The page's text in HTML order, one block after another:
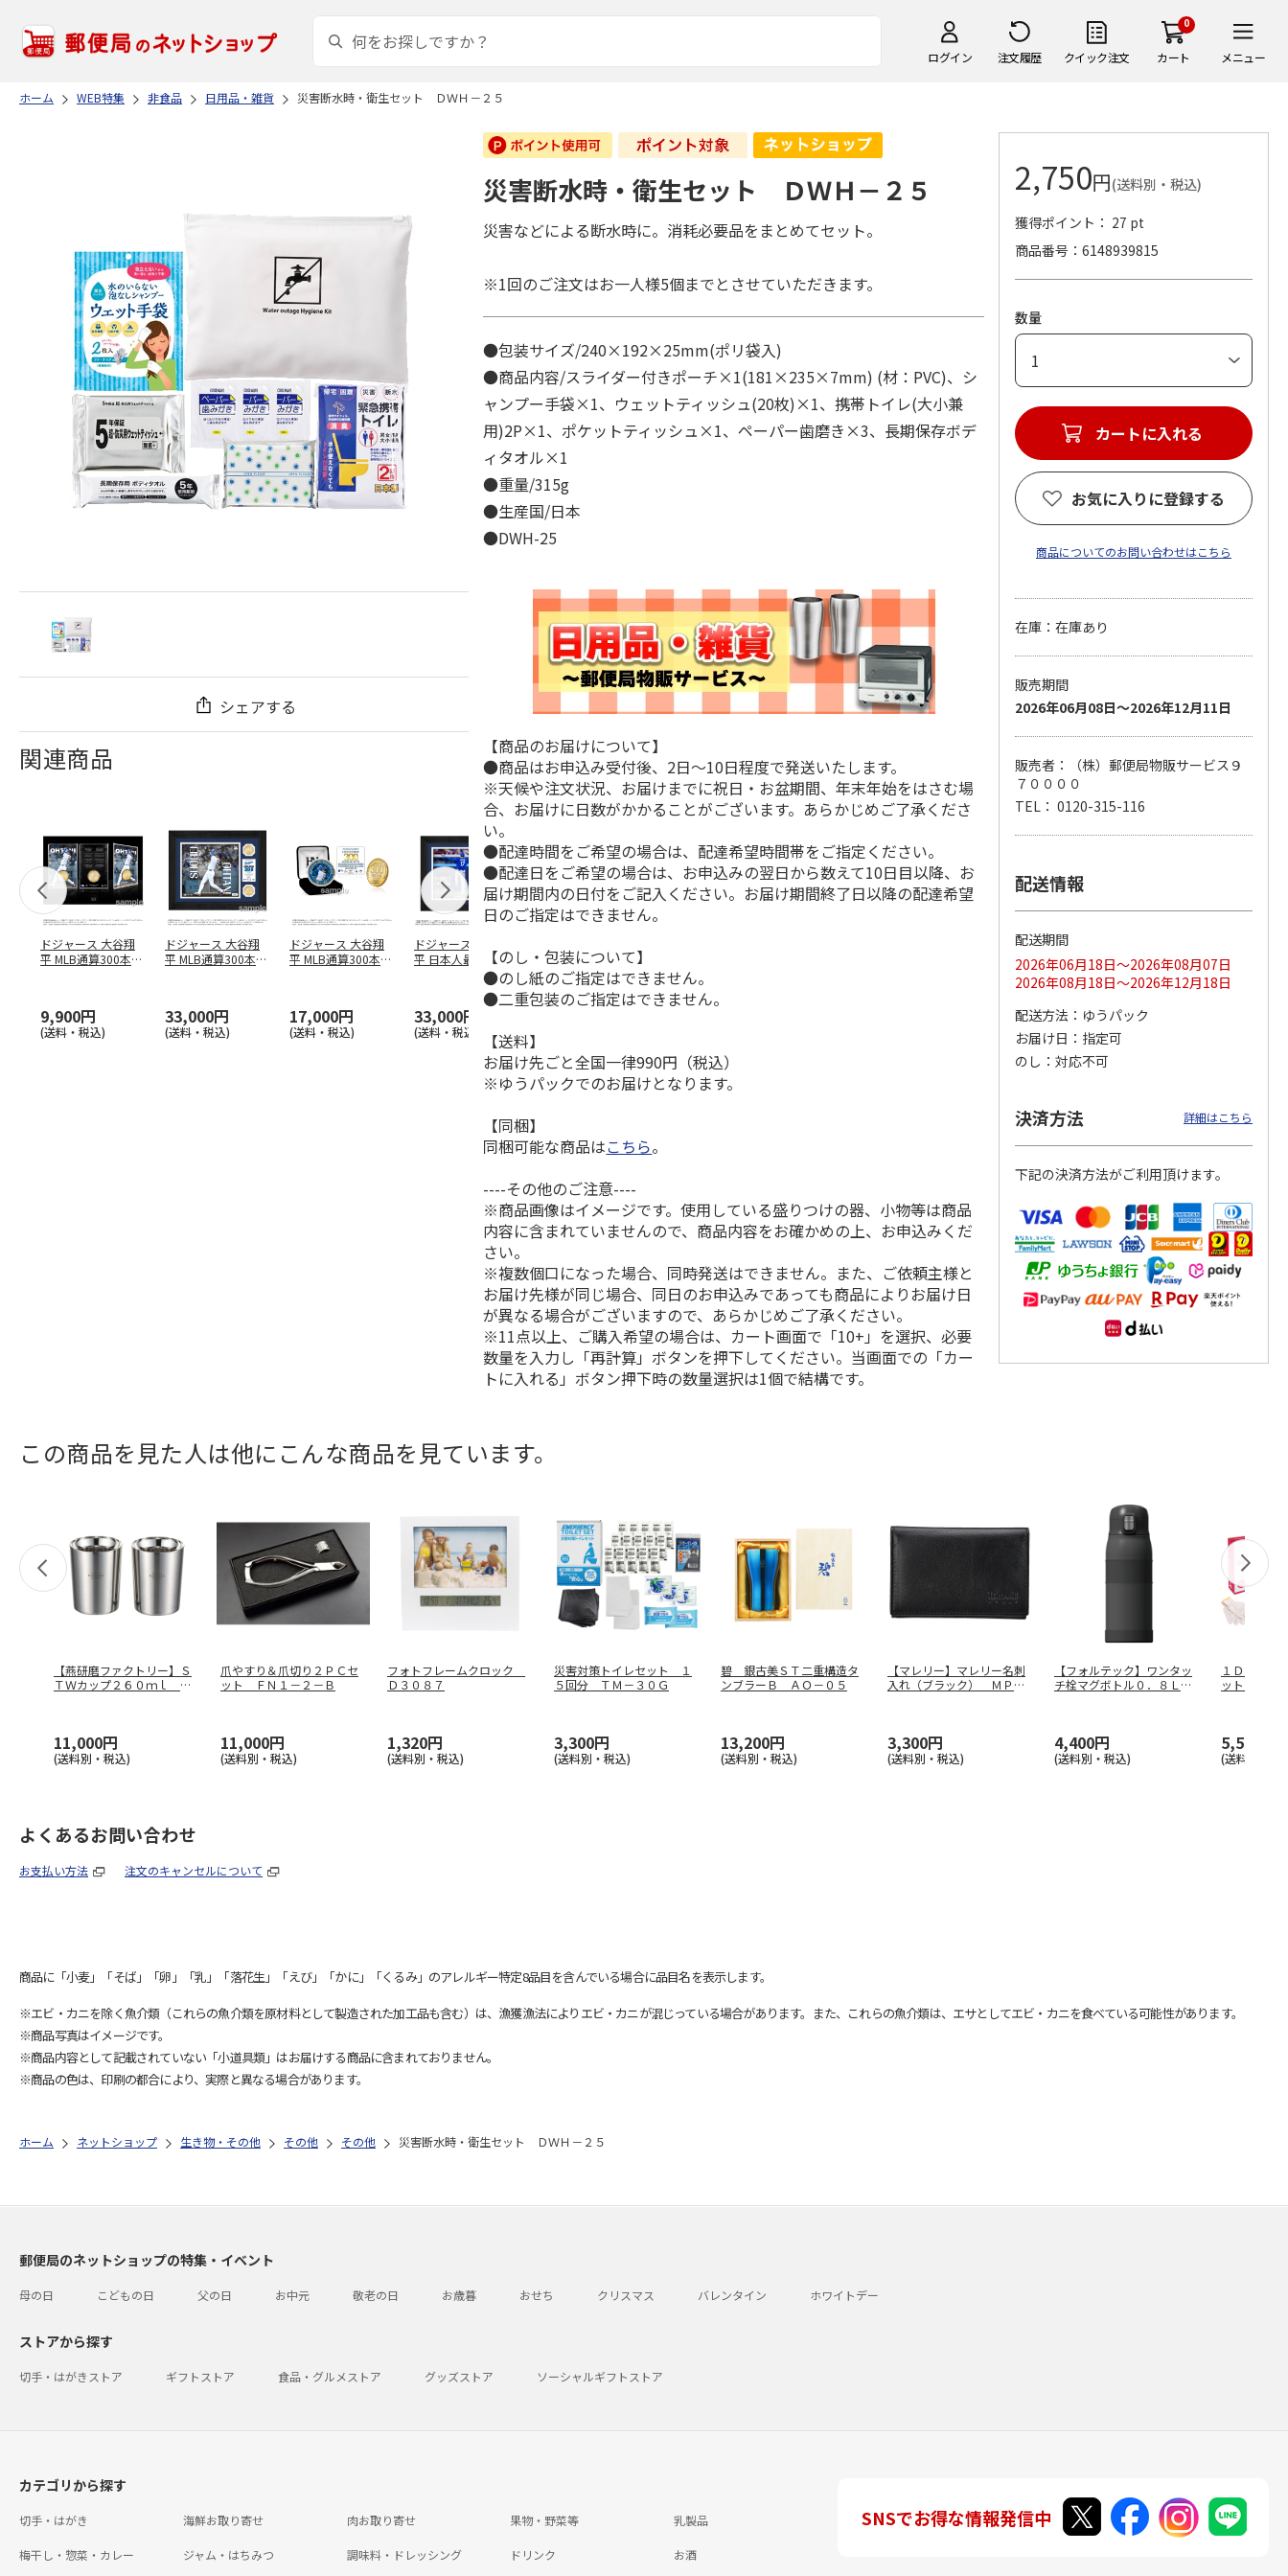
ログイン 注文履歴 クイック注文
0
カート メニュー
ホーム WEB特集 非食品 日用品・雑貨 災害断水時・衛生セット ＤＷＨ－２５
シェアする
関連商品
ドジャース 大谷翔
平 MLB通算300本塁
9,900円
(送料・税込)
ドジャース 大谷翔
平 MLB通算300本塁
33,000円
(送料・税込)
ドジャース 大谷翔
平 MLB通算300本塁
17,000円
(送料・税込)
ドジャース 大谷翔
平 日本人最多53試
合連続出塁記念 ダ
33,000円
(送料・税込)
谷翔平 2026 NL 3・
4月投手…
合連続出塁記念 コ
イ…
ドジャース 大谷翔
平 日本人最多53試
合連続出塁記念 シ
ル…
17,000円
(送料・税込)
谷翔平 2026 NL 3・
4月投手…
災害断水時・衛生セット ＤＷＨ－２５
災害などによる断水時に。消耗必要品をまとめてセット。
※1回のご注文はお一人様5個までとさせていただきます。
●包装サイズ/240×192×25mm(ポリ袋入)
●商品内容/スライダー付きポーチ×1(181×235×7mm) (材：PVC)、シ
ャンプー手袋×1、ウェットティッシュ(20枚)×1、携帯トイレ(大小兼
用)2P×1、ポケットティッシュ×1、ペーパー歯磨き×3、長期保存ボデ
ィタオル×1
●重量/315g
●生産国/日本
●DWH-25
【商品のお届けについて】
●商品はお申込み受付後、2日～10日程度で発送いたします。
※天候や注文状況、お届けまでに祝日・お盆期間、年末年始をはさむ場
合、お届けに日数がかかることがございます。あらかじめご了承くださ
い。
●配達時間をご希望の場合は、配達希望時間帯をご指定ください。
●配達日をご希望の場合は、お申込みの翌日から数えて10日目以降、お
届け期間内の日付をご記入ください。お届け期間終了日以降の配達希望
日のご指定はできません。
【のし・包装について】
●のし紙のご指定はできません。
●二重包装のご指定はできません。
【送料】
お届け先ごと全国一律990円（税込）
※ゆうパックでのお届けとなります。
【同梱】
同梱可能な商品はこちら。
----その他のご注意----
※商品画像はイメージです。使用している盛りつけの器、小物等は商品
内容に含まれていませんので、商品内容をお確かめの上、お申込みくだ
さい。
※複数個口になった場合、同時発送はできません。また、ご依頼主様と
お届け先様が同じ場合、同日のお申込みであっても商品によりお届け日
が異なる場合がございますので、あらかじめご了承ください。
※11点以上、ご購入希望の場合は、カート画面で「10+」を選択、必要
数量を入力し「再計算」ボタンを押下してください。当画面での「カー
トに入れる」ボタン押下時の数量選択は1個で結構です。
2,750円(送料別・税込)
獲得ポイント： 27 pt
商品番号
6148939815
数量
カートに入れる
お気に入りに登録する
商品についてのお問い合わせはこちら
在庫：在庫あり
販売期間
2026年06月08日～2026年12月11日
販売者：（株）郵便局物販サービス９
７００００
TEL： 0120-315-116
配送情報
配送期間
2026年06月18日～2026年08月07日
2026年08月18日～2026年12月18日
配送方法
ゆうパック
お届け日
指定可
のし
対応不可
決済方法 詳細はこちら
下記の決済方法がご利用頂けます。
この商品を見た人は他にこんな商品を見ています。
【燕研磨ファクトリー】Ｓ
ＴＷカップ２６０ｍｌ ２
11,000円
(送料別・税込)
爪やすり＆爪切り２ＰＣセ
ット ＦＮ１－２－Ｂ
11,000円
(送料別・税込)
フォトフレームクロック
Ｄ３０８７
1,320円
(送料別・税込)
災害対策トイレセット １
５回分 ＴＭ－３０Ｇ
3,300円
(送料別・税込)
碧 銀古美ＳＴ二重構造タ
ンブラーＢ ＡＯ－０５
13,200円
(送料別・税込)
【マレリー】マレリー名刺
入れ（ブラック） ＭＰＣ
3,300円
(送料別・税込)
【フォルテック】ワンタッ
チ栓マグボトル０．８Ｌ
4,400円
(送料別・税込)
１ＤＡＹ災
ット ＥＰ
5,500円
(送料別・税
よくあるお問い合わせ
お支払い方法 注文のキャンセルについて
商品に「小麦」「そば」「卵」「乳」「落花生」「えび」「かに」「くるみ」のアレルギー特定8品目を含んでいる場合に品目名を表示します。
※エビ・カニを除く魚介類（これらの魚介類を原材料として製造された加工品も含む）は、漁獲漁法によりエビ・カニが混じっている場合があります。また、これらの魚介類は、エサとしてエビ・カニを食べている可能性があります。
※商品写真はイメージです。
※商品内容として記載されていない「小道具類」はお届けする商品に含まれておりません。
※商品の色は、印刷の都合により、実際と異なる場合があります。
ホーム ネットショップ 生き物・その他 その他 その他 災害断水時・衛生セット ＤＷＨ－２５
郵便局のネットショップの特集・イベント
母の日 こどもの日 父の日 お中元 敬老の日 お歳暮 おせち クリスマス バレンタイン ホワイトデー
ストアから探す
切手・はがきストア ギフトストア 食品・グルメストア グッズストア ソーシャルギフトストア
カテゴリから探す
切手・はがき 海鮮お取り寄せ 肉お取り寄せ 果物・野菜等 乳製品
梅干し・惣菜・カレー ジャム・はちみつ 調味料・ドレッシング ドリンク お酒
SNSでお得な情報発信中